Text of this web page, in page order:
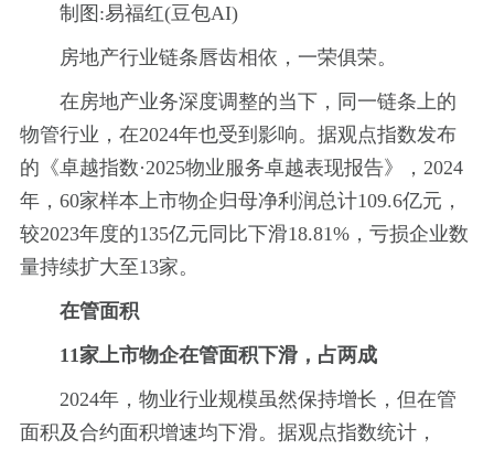
制图:易福红(豆包AI)
房地产行业链条唇齿相依，一荣俱荣。
在房地产业务深度调整的当下，同一链条上的
物管行业，在2024年也受到影响。据观点指数发布
的《卓越指数·2025物业服务卓越表现报告》，2024
年，60家样本上市物企归母净利润总计109.6亿元，
较2023年度的135亿元同比下滑18.81%，亏损企业数
量持续扩大至13家。
在管面积
11家上市物企在管面积下滑，占两成
2024年，物业行业规模虽然保持增长，但在管
面积及合约面积增速均下滑。据观点指数统计，